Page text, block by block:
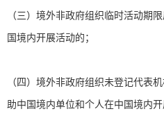
（三）境外非政府组织临时活动期
国境内开展活动的；
（四）境外非政府组织未登记代表
助中国境内单位和个人在中国境内开